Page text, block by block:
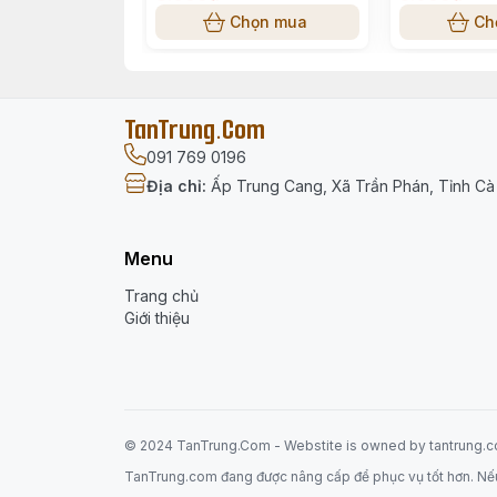
Tên sản phẩm: Bút Gel Xóa Được One
Bản quyền nhân vật: One Piece – Toei
Nhân vật: Chopper
Màu mực: Tím nhạt (Purple)
Chất liệu bao bì: Giấy bìa + nhựa PP
Chọn mua
TanTrung.Com
091 769 0196
Địa chỉ: Ấp Trung Cang, Xã Trần Phán, Tỉnh
Menu
Trang chủ
Giới thiệu
© 2024 TanTrung.Com - Webstite is owned by
TanTrung.com đang được nâng cấp để phục vụ tốt hơn.